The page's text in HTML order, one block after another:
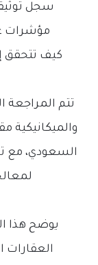
سجل
مؤشرات
كيف تتحقق
تتم المراجعة
والميكانيكية
السعودي، مع
يوضح هذا
العقارات